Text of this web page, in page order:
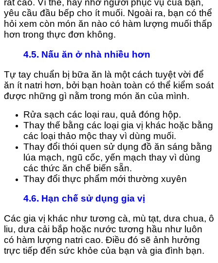
rất cao. Vì thế, hãy nhờ người phục vụ của bạn,
yêu cầu đầu bếp cho ít muối. Ngoài ra, bạn có thể
hỏi xem còn món ăn nào có hàm lượng muối thấp
hơn trong thực đơn không.
4.5. Nấu ăn ở nhà nhiều hơn
Tự tay chuẩn bị bữa ăn là một cách tuyệt vời để
ăn ít natri hơn, bởi bạn hoàn toàn có thể kiểm soát
được những gì nằm trong món ăn của mình.
Rửa sạch các loại rau, quả đóng hộp.
Thay thế bằng các loại gia vị khác hoặc bằng
các loại thảo mộc thay vì dùng muối.
Thay đổi thói quen sử dụng đồ ăn sáng bằng
lúa mạch, ngũ cốc, yến mạch thay vì dùng
các thức ăn chế biến sẵn.
Thay đổi thực phẩm mới thường xuyên
4.6. Hạn chế sử dụng gia vị
Các gia vị khác như tương cà, mù tạt, dưa chua, ô
liu, dưa cải bắp hoặc nước tương hầu như luôn
có hàm lượng natri cao. Điều đó sẽ ảnh hưởng
trực tiếp đến sức khỏe của bạn và gia đình bạn.